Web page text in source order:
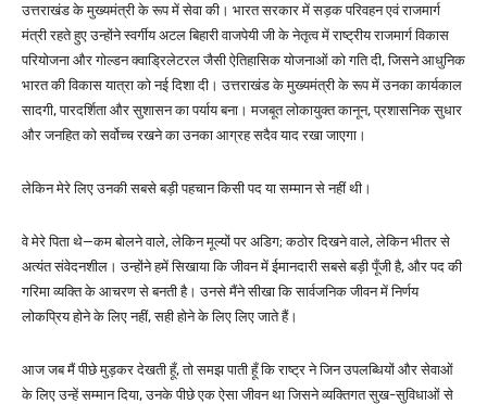
उत्तराखंड के मुख्यमंत्री के रूप में सेवा की। भारत सरकार में सड़क परिवहन एवं राजमार्ग
मंत्री रहते हुए उन्होंने स्वर्गीय अटल बिहारी वाजपेयी जी के नेतृत्व में राष्ट्रीय राजमार्ग विकास
परियोजना और गोल्डन क्वाड्रिलेटरल जैसी ऐतिहासिक योजनाओं को गति दी, जिसने आधुनिक
भारत की विकास यात्रा को नई दिशा दी। उत्तराखंड के मुख्यमंत्री के रूप में उनका कार्यकाल
सादगी, पारदर्शिता और सुशासन का पर्याय बना। मजबूत लोकायुक्त कानून, प्रशासनिक सुधार
और जनहित को सर्वोच्च रखने का उनका आग्रह सदैव याद रखा जाएगा।
लेकिन मेरे लिए उनकी सबसे बड़ी पहचान किसी पद या सम्मान से नहीं थी।
वे मेरे पिता थे—कम बोलने वाले, लेकिन मूल्यों पर अडिग; कठोर दिखने वाले, लेकिन भीतर से
अत्यंत संवेदनशील। उन्होंने हमें सिखाया कि जीवन में ईमानदारी सबसे बड़ी पूँजी है, और पद की
गरिमा व्यक्ति के आचरण से बनती है। उनसे मैंने सीखा कि सार्वजनिक जीवन में निर्णय
लोकप्रिय होने के लिए नहीं, सही होने के लिए लिए जाते हैं।
आज जब मैं पीछे मुड़कर देखती हूँ, तो समझ पाती हूँ कि राष्ट्र ने जिन उपलब्धियों और सेवाओं
के लिए उन्हें सम्मान दिया, उनके पीछे एक ऐसा जीवन था जिसने व्यक्तिगत सुख-सुविधाओं से